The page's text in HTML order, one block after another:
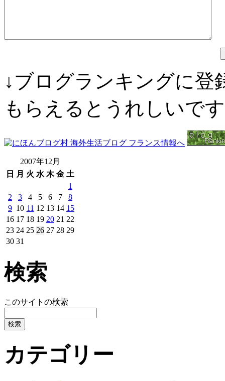
↓ブログランキングに登
もらえるとうれしいで
2007年12月
日
月 火 水 木 金 土
1
2
3 4 5 6 7
8
9 10 11 12 13 14 15
16 17 18 19 20 21 22
23 24 25 26 27 28 29
30 31
検索
このサイトの検索
カテゴリー